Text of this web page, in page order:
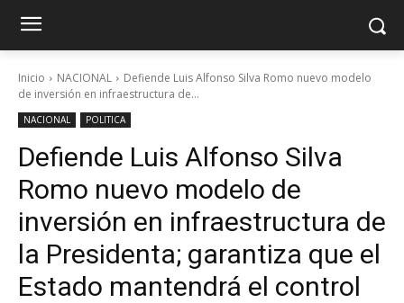
Inicio NACIONAL
Defiende Luis Alfonso Silva Romo nuevo modelo
de inversión en infraestructura de...
NACIONAL POLITICA
Defiende Luis Alfonso Silva
Romo nuevo modelo de
inversión en infraestructura de
la Presidenta; garantiza que el
Estado mantendrá el control